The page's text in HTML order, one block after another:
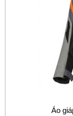
Áo